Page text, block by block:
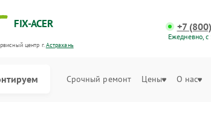
FIX-ACER
центр г.Астрахань
+7
Ежедневно,
Срочный ремонт Цены О нас